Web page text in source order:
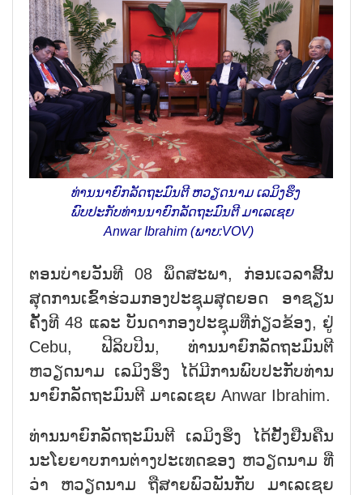
ທ່ານ​ນາ​ຍົກ​ລັດ​ຖະ​ມົນ​ຕີ ຫວຽດ​ນາມ ເລ​ມິງ​ຮຶງ
ພົບ​ປະ​ກັບ​ທ່ານ​ນາ​ຍົກ​ລັດ​ຖະ​ມົນ​ຕີ ມາ​ເລ​ເຊຍ
Anwar Ibrahim (ພາບ:VOV)
ຕອນ​ບ່າຍ​ວັນ​ທີ 08 ພຶດ​ສະ​ພາ, ກ່ອນ​ເວ​ລາ​ສິ້ນ​
ສຸດ​ການ​ເຂົ້າ​ຮ່ວມກອງ​ປະ​ຊຸມ​ສຸດຍອດ ອາ​ຊຽນ​
ຄັ້ງ​ທີ 48 ແລະ ບັນ​ດາກອງ​ປະ​ຊຸມ​ທີ່​ກ່ຽວ​ຂ້ອງ​, ຢູ່
Cebu, ຟີ​ລິບ​ປິນ, ທ່ານ​ນາ​ຍົກ​ລັດ​ຖະ​ມົນ​ຕີ
ຫວຽດ​ນາມ ເລ​ມິງ​ຮຶງ ໄດ້​ມີ​ການ​ພົບ​ປະ​ກັບ​ທ່ານ​
ນາ​ຍົກ​ລັດ​ຖະ​ມົນ​ຕີ ມາ​ເລ​ເຊຍ Anwar Ibrahim.
ທ່ານ​ນາຍ​ົກ​ລັດ​ຖະ​ມົນ​ຕີ ເລ​ມິງ​ຮຶງ ໄດ້​ຢັ້ງ​ຢືນ​ຄືນ​
ນະ​ໂຍ​ຍາບ​ການ​ຕ່າງ​ປະ​ເທດ​ຂອງ ຫວຽດ​ນາມ ທີ່​
ວ່າ ຫວຽດ​ນາມ ຖື​ສາຍ​ພົວ​ພັນ​ກັບ ມາ​ເລ​ເຊຍ